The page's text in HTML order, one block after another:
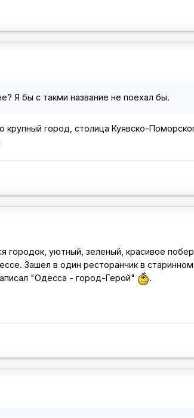
Я бы с такми название не поехал бы.
город, столица Куявско-
городок, уютный, зеленый, красивое
Зашел в один ресторанчик в
"Одесса - город-Герой"
.